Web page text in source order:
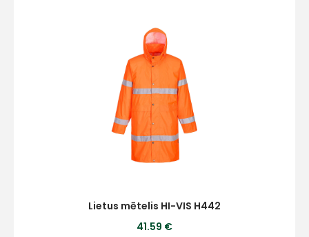
Lietus mētelis HI-VIS H442
41.59 €